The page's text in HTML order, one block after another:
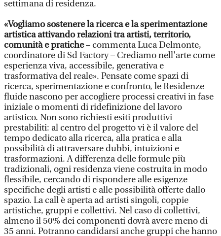
settimana di residenza.
«Vogliamo sostenere la ricerca e la sperimentazione
artistica attivando relazioni tra artisti, territorio,
comunità e pratiche– commenta Luca Delmonte,
coordinatore di Sd Factory – Crediamo nell'arte come
esperienza viva, accessibile, generativa e
trasformativa del reale». Pensate come spazi di
ricerca, sperimentazione e confronto, le Residenze
fluide nascono per accogliere processi creativi in fase
iniziale o momenti di ridefinizione del lavoro
artistico. Non sono richiesti esiti produttivi
prestabiliti: al centro del progetto vi è il valore del
tempo dedicato alla ricerca, alla pratica e alla
possibilità di attraversare dubbi, intuizioni e
trasformazioni. A differenza delle formule più
tradizionali, ogni residenza viene costruita in modo
flessibile, cercando di rispondere alle esigenze
specifiche degli artisti e alle possibilità offerte dallo
spazio. La call è aperta ad artisti singoli, coppie
artistiche, gruppi e collettivi. Nel caso di collettivi,
almeno il 50% dei componenti dovrà avere meno di
35 anni. Potranno candidarsi anche gruppi che hanno